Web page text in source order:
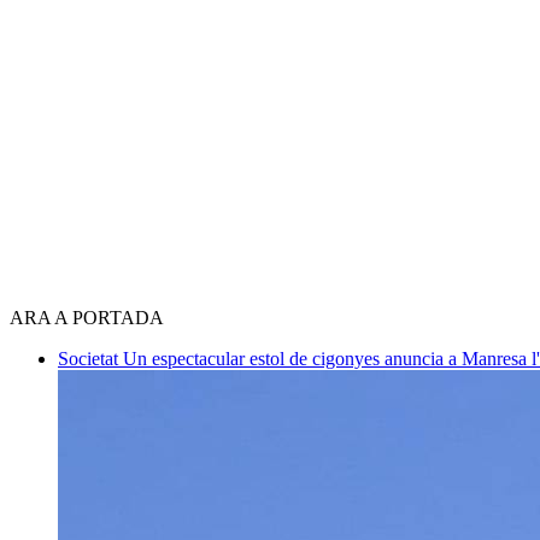
ARA A PORTADA
Societat Un espectacular estol de cigonyes anuncia a